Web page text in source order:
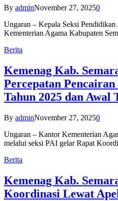
By adminNovember 27, 20250
Ungaran – Kepala Seksi
Kementerian Agama Kabupaten
Berita
Kemenag Kab.
Percepatan
Tahun 2025 dan Awal
By adminNovember 27, 20250
Ungaran – Kantor Kementerian
melalui seksi PAI gelar Rapat
Berita
Kemenag Kab.
Koordinasi Lewat